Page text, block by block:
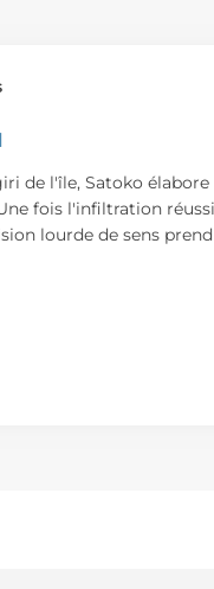
de l'île, Satoko
fois l'infiltration
lourde de sens